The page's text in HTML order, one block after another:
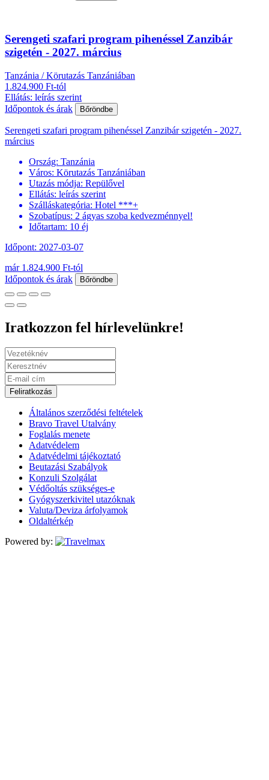
Serengeti szafari program pihenéssel Zanzibár
szigetén - 2027. március
Tanzánia / Körutazás Tanzániában
1.824.900 Ft-tól
Ellátás: leírás szerint
Időpontok és árak
Bőröndbe
Serengeti szafari program pihenéssel Zanzibár szigetén - 2027.
március
Ország: Tanzánia
Város: Körutazás Tanzániában
Utazás módja: Repülővel
Ellátás: leírás szerint
Szálláskategória: Hotel ***+
Szobatípus: 2 ágyas szoba kedvezménnyel!
Időtartam: 10 éj
Időpont: 2027-03-07
már 1.824.900 Ft-tól
Időpontok és árak
Bőröndbe
Iratkozzon fel hírlevelünkre!
Feliratkozás
Általános szerződési feltételek
Bravo Travel Utalvány
Foglalás menete
Adatvédelem
Adatvédelmi tájékoztató
Beutazási Szabályok
Konzuli Szolgálat
Védőoltás szükséges-e
Gyógyszerkivitel utazóknak
Valuta/Deviza árfolyamok
Oldaltérkép
Powered by: